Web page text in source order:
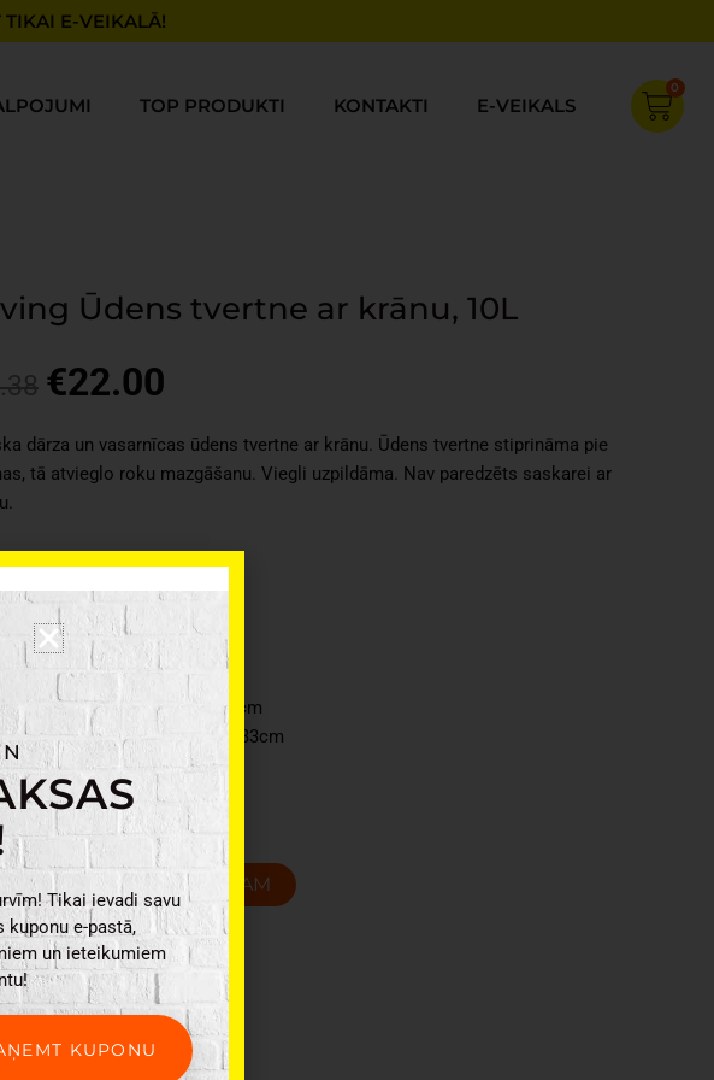
TIKAI E-VEIKALĀ!
TOP PRODUKTI KONTAKTI E-VEIKALS
0
Cart
Ūdens tvertne ar krānu, 10L
Original
was:
€27.38.
€22.00
is:
€22.00.
dārza un vasarnīcas ūdens tvertne ar krānu. Ūdens tvertne stiprināma pie
tā atvieglo roku mazgāšanu. Viegli uzpildāma. Nav paredzēts saskarei ar
Ražotājs: 4Living
Materiāls: Cinks, Misiņš
Tilpums: 10l
Krāsa: Pelēka
Svars: 0,080kg
Produkta izmēri: 31 x 24 x 33cm
Iepakojuma izmēri: 31 x 17 x 33cm
PIEVIENOT GROZAM
Tikai ievadi savu
kuponu e-pastā,
un ieteikumiem
KUPONU